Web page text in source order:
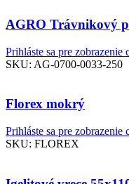
AGRO Trávnikový
Prihláste sa pre zobrazenie
SKU: AG-0700-0033-250
Florex mokrý
Prihláste sa pre zobrazenie
SKU: FLOREX